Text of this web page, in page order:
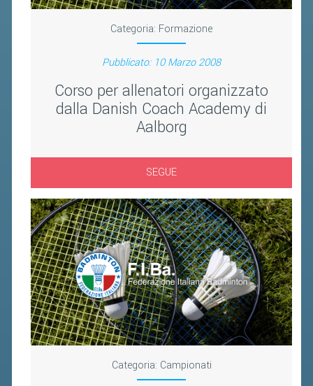
Categoria: Formazione
Pubblicato: 10 Marzo 2008
Corso per allenatori organizzato
dalla Danish Coach Academy di
Aalborg
SEGUE
Categoria: Campionati
CLASSIFICHE PICKLEBALL
BANDI PUBBLICI
VOLA CON NOI 2026
RIVISTA BADMANIA
2024
2023
2022
2021
2020
2019
2018